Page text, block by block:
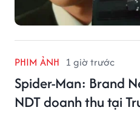
PHIM ẢNH 1 giờ trước
Spider-Man: Brand
NDT doanh thu tại